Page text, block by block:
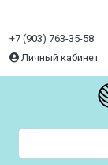
+7 (903) 763-35-58
Личный кабинет